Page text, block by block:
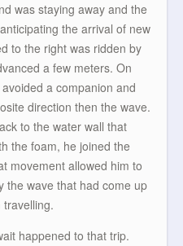
was staying away and the
the arrival of new
to the right was ridden by
a few meters. On
a companion and
direction then the wave.
to the water wall that
the foam, he joined the
movement allowed him to
the wave that had come up
happened to that trip.